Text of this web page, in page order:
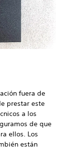
fuera de
prestar este
a los
de que
ellos. Los
están